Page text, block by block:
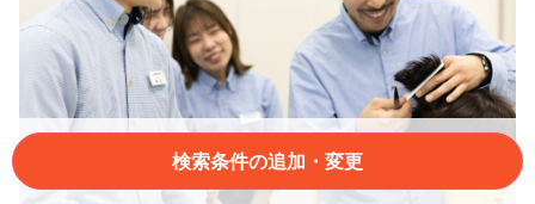
検索条件の追加・変更